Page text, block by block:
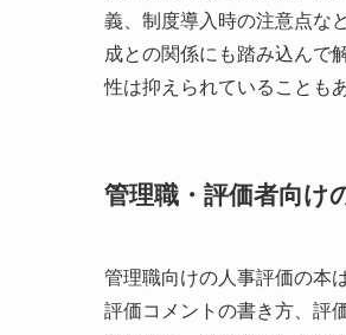
義、制度導入時の注意点な
成との関係にも踏み込んで
性は抑えられていることも
管理職・評価者向け
管理職向けの人事評価の本
評価コメントの書き方、評